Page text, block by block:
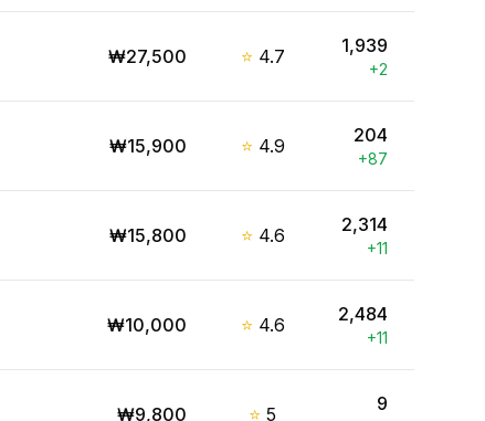
₩27,500 ⭐ 4.7 1,939
+2
₩15,900 ⭐ 4.9 204
+87
₩15,800 ⭐ 4.6 2,314
+11
₩10,000 ⭐ 4.6 2,484
+11
₩9,800 ⭐ 5 9